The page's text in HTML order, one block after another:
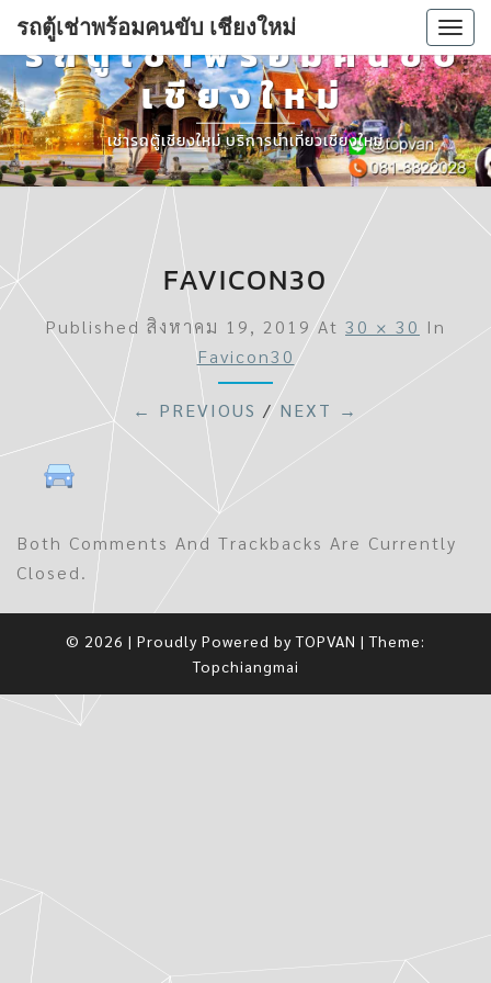
รถตู้เช่าพร้อมคนขับ เชียงใหม่
รถตู้เช่าพร้อมคนขับ
เชียงใหม่
เช่ารถตู้เชียงใหม่ บริการนำเที่ยวเชียงใหม่
FAVICON30
Published สิงหาคม 19, 2019At 30 × 30 In
Favicon30
← PREVIOUS /NEXT →
Both Comments And Trackbacks Are Currently
Closed.
© 2026 | Proudly Powered byTOPVAN |Theme:
Topchiangmai